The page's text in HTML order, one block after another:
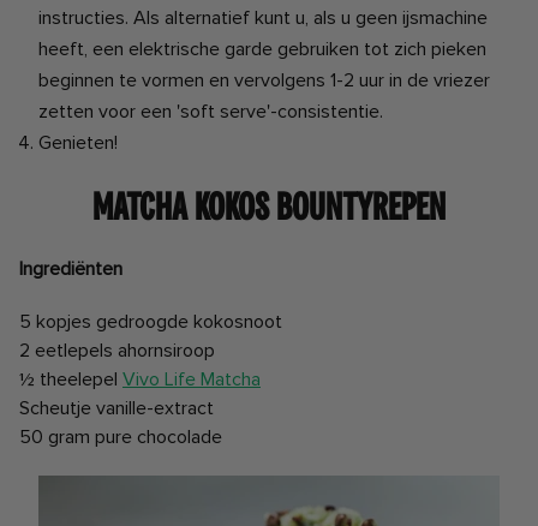
instructies. Als alternatief kunt u, als u geen ijsmachine
heeft, een elektrische garde gebruiken tot zich pieken
beginnen te vormen en vervolgens 1-2 uur in de vriezer
zetten voor een 'soft serve'-consistentie.
Genieten!
Matcha Kokos Bountyrepen
Ingrediënten
5 kopjes gedroogde kokosnoot
2 eetlepels ahornsiroop
½ theelepel Vivo Life Matcha
Scheutje vanille-extract
50 gram pure chocolade